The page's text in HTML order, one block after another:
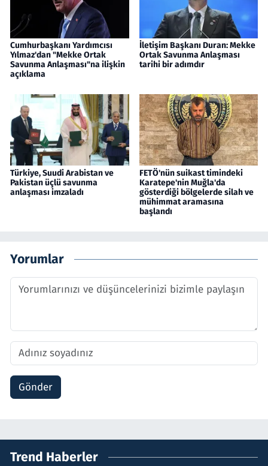
Cumhurbaşkanı Yardımcısı
Yılmaz'dan "Mekke Ortak
Savunma Anlaşması"na ilişkin
açıklama
İletişim Başkanı Duran: Mekke
Ortak Savunma Anlaşması
tarihi bir adımdır
Türkiye, Suudi Arabistan ve
Pakistan üçlü savunma
anlaşması imzaladı
FETÖ'nün suikast timindeki
Karatepe'nin Muğla'da
gösterdiği bölgelerde silah ve
mühimmat aramasına
başlandı
Yorumlar
Gönder
Trend Haberler